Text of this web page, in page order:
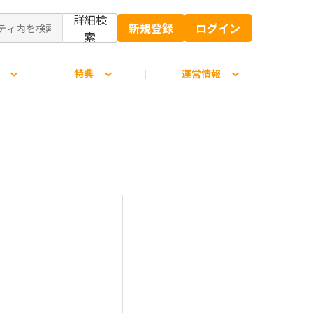
詳細検
索
新規登録 ログイン
特典 運営情報